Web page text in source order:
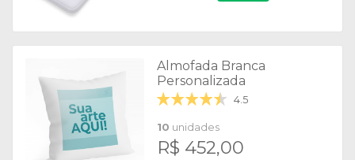
Almofada Branca
Personalizada
4.5
10 unidades
R$ 452,00